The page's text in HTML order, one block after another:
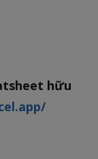
hữu